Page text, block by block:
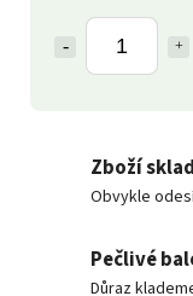
Zboží
Obvykle
Pečlivé
Důraz